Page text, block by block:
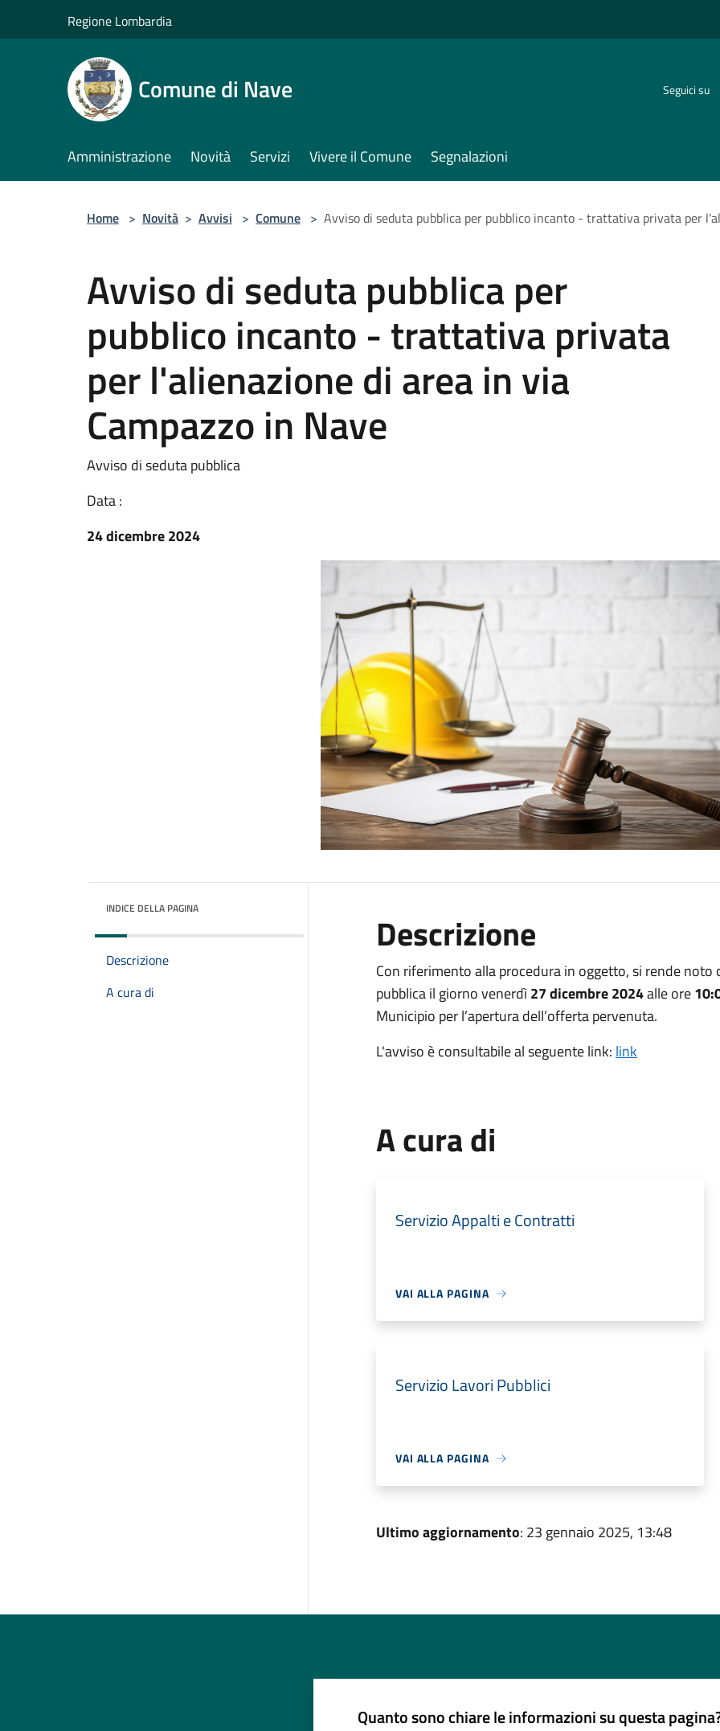
Regione Lombardia
Comune di Nave Seguici su
Amministrazione Novità Servizi Vivere il Comune Segnalazioni
Home > Novità > Avvisi > Comune > Avviso di seduta pubblica per pubblico incanto - trattativa privata per
Avviso di seduta pubblica per
pubblico incanto - trattativa privata
per l'alienazione di area in via
Campazzo in Nave
Avviso di seduta pubblica
Data :
24 dicembre 2024
INDICE DELLA PAGINA
Descrizione
A cura di
Descrizione
Con riferimento alla procedura in oggetto, si rende noto
pubblica il giorno venerdì27 dicembre 2024alle ore
Municipio per l’apertura dell’offerta pervenuta.
L'avviso è consultabile al seguente link: link
A cura di
Servizio Appalti e Contratti
VAI ALLA PAGINA
Servizio Lavori Pubblici
VAI ALLA PAGINA
Ultimo aggiornamento: 23 gennaio 2025, 13:48
Quanto sono chiare le informazioni su questa